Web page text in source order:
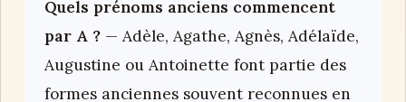
Quels prénoms anciens commencent
par A ? — Adèle, Agathe, Agnès, Adélaïde,
Augustine ou Antoinette font partie des
formes anciennes souvent reconnues en